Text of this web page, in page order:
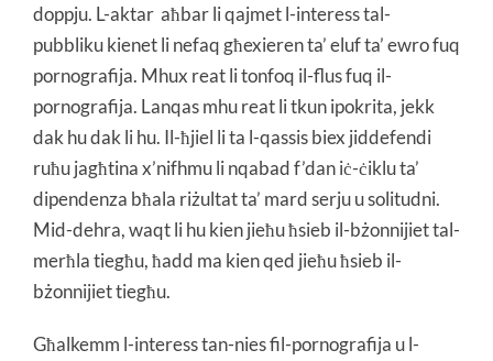
doppju. L-aktar aħbar li qajmet l-interess tal-
pubbliku kienet li nefaq għexieren ta’ eluf ta’ ewro fuq
pornografija. Mhux reat li tonfoq il-flus fuq il-
pornografija. Lanqas mhu reat li tkun ipokrita, jekk
dak hu dak li hu. Il-ħjiel li ta l-qassis biex jiddefendi
ruħu jagħtina x’nifhmu li nqabad f’dan iċ-ċiklu ta’
dipendenza bħala riżultat ta’ mard serju u solitudni.
Mid-dehra, waqt li hu kien jieħu ħsieb il-bżonnijiet tal-
merħla tiegħu, ħadd ma kien qed jieħu ħsieb il-
bżonnijiet tiegħu.
Għalkemm l-interess tan-nies fil-pornografija u l-